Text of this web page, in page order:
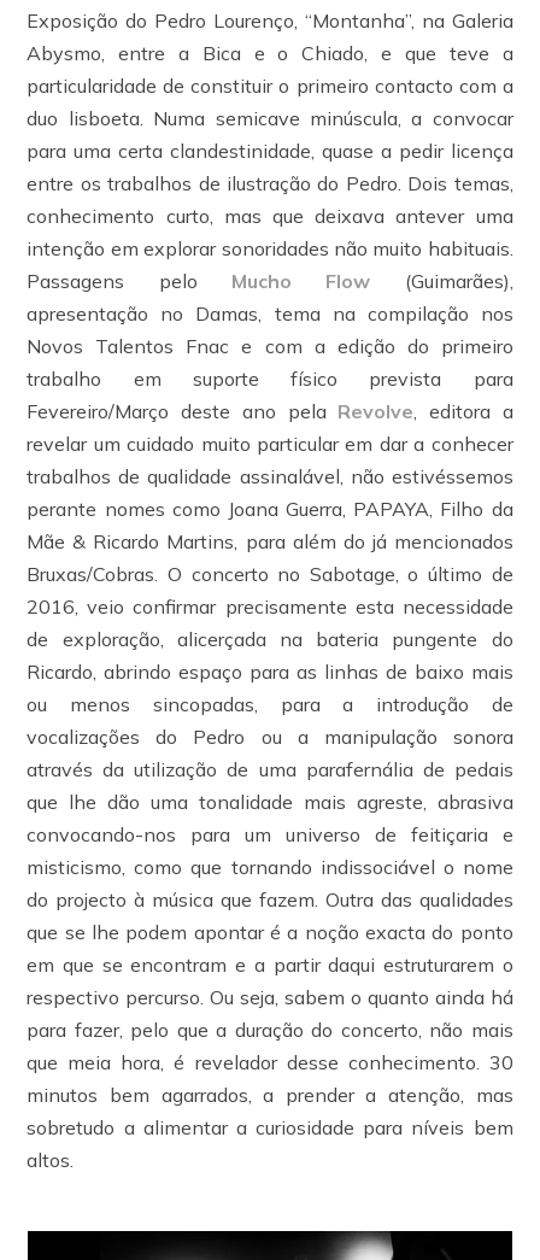
Exposição do Pedro Lourenço, “Montanha”, na Galeria
Abysmo, entre a Bica e o Chiado, e que teve a
particularidade de constituir o primeiro contacto com a
duo lisboeta. Numa semicave minúscula, a convocar
para uma certa clandestinidade, quase a pedir licença
entre os trabalhos de ilustração do Pedro. Dois temas,
conhecimento curto, mas que deixava antever uma
intenção em explorar sonoridades não muito habituais.
Passagens pelo Mucho Flow (Guimarães),
apresentação no Damas, tema na compilação nos
Novos Talentos Fnac e com a edição do primeiro
trabalho em suporte físico prevista para
Fevereiro/Março deste ano pela Revolve , editora a
revelar um cuidado muito particular em dar a conhecer
trabalhos de qualidade assinalável, não estivéssemos
perante nomes como Joana Guerra, PAPAYA, Filho da
Mãe & Ricardo Martins, para além do já mencionados
Bruxas/Cobras. O concerto no Sabotage, o último de
2016, veio confirmar precisamente esta necessidade
de exploração, alicerçada na bateria pungente do
Ricardo, abrindo espaço para as linhas de baixo mais
ou menos sincopadas, para a introdução de
vocalizações do Pedro ou a manipulação sonora
através da utilização de uma parafernália de pedais
que lhe dão uma tonalidade mais agreste, abrasiva
convocando-nos para um universo de feitiçaria e
misticismo, como que tornando indissociável o nome
do projecto à música que fazem. Outra das qualidades
que se lhe podem apontar é a noção exacta do ponto
em que se encontram e a partir daqui estruturarem o
respectivo percurso. Ou seja, sabem o quanto ainda há
para fazer, pelo que a duração do concerto, não mais
que meia hora, é revelador desse conhecimento. 30
minutos bem agarrados, a prender a atenção, mas
sobretudo a alimentar a curiosidade para níveis bem
altos.